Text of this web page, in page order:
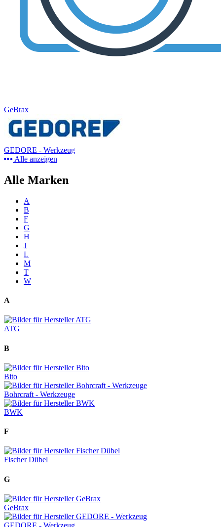
GeBrax
GEDORE - Werkzeug
Alle anzeigen
Alle Marken
A
B
F
G
H
J
L
M
T
W
A
ATG
B
Bito
Bohrcraft - Werkzeuge
BWK
F
Fischer Dübel
G
GeBrax
GEDORE - Werkzeug